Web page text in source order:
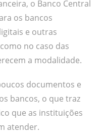
o Banco Central
os bancos
e outras
no caso das
a modalidade.
documentos e
bancos, o que traz
que as instituições
atender.